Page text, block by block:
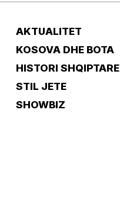
AKTUALITET
KOSOVA DHE BOTA
HISTORI SHQIPTARE
STIL JETE
SHOWBIZ